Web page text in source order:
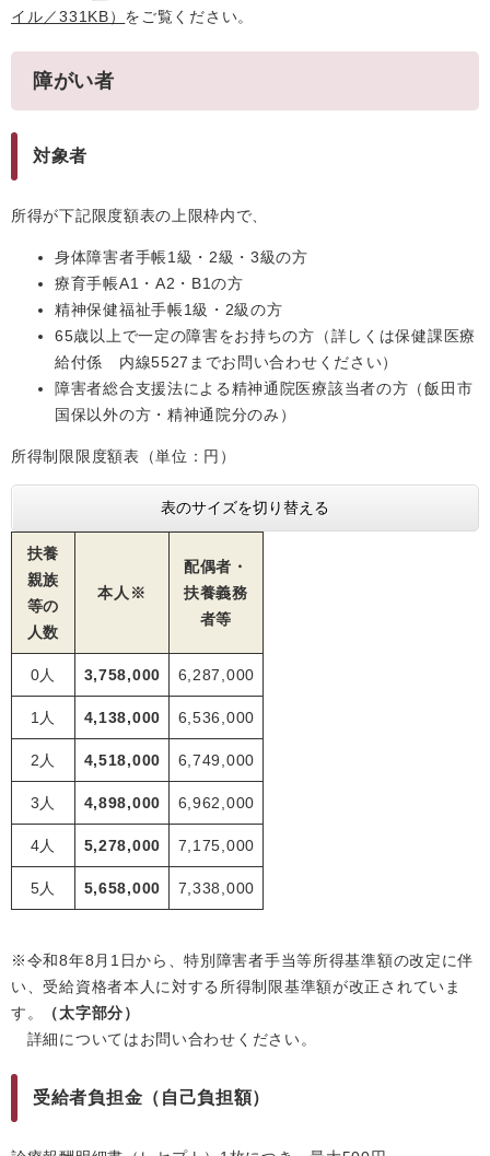
イル／331KB） をご覧ください。
障がい者
対象者
所得が下記限度額表の上限枠内で、
身体障害者手帳1級・2級・3級の方
療育手帳A1・A2・B1の方
精神保健福祉手帳1級・2級の方
65歳以上で一定の障害をお持ちの方（詳しくは保健課医療
給付係 内線5527までお問い合わせください）
障害者総合支援法による精神通院医療該当者の方（飯田市
国保以外の方・精神通院分のみ）
所得制限限度額表（単位：円）
表のサイズを切り替える
扶養
親族
等の
人数
本人※
配偶者・
扶養義務
者等
0人 3,758,000 6,287,000
1人 4,138,000 6,536,000
2人 4,518,000 6,749,000
3人 4,898,000 6,962,000
4人 5,278,000 7,175,000
5人 5,658,000 7,338,000
※令和8年8月1日から、特別障害者手当等所得基準額の改定に伴
い、受給資格者本人に対する所得制限基準額が改正されていま
す。
（太字部分）
詳細についてはお問い合わせください。
受給者負担金（自己負担額）